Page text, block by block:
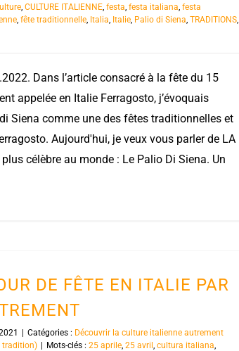
, CULTURE ITALIENNE, festa, festa italiana, festa
, fête traditionnelle, Italia, Italie, Palio di Siena, TRADITIONS,
Dans l’article consacré à la fête du 15
appelée en Italie Ferragosto, j’évoquais
Siena comme une des fêtes traditionnelles et
Aujourd'hui, je veux vous parler de LA
célèbre au monde : Le Palio Di Siena. Un
DE FÊTE EN ITALIE PAR
Catégories : Découvrir la culture italienne autrement
tradition)
Mots-clés : 25 aprile, 25 avril , cultura italiana,